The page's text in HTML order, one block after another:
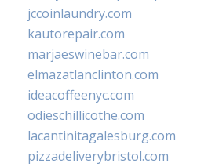
jccoinlaundry.com
kautorepair.com
marjaeswinebar.com
elmazatlanclinton.com
ideacoffeenyc.com
odieschillicothe.com
lacantinitagalesburg.com
pizzadeliverybristol.com